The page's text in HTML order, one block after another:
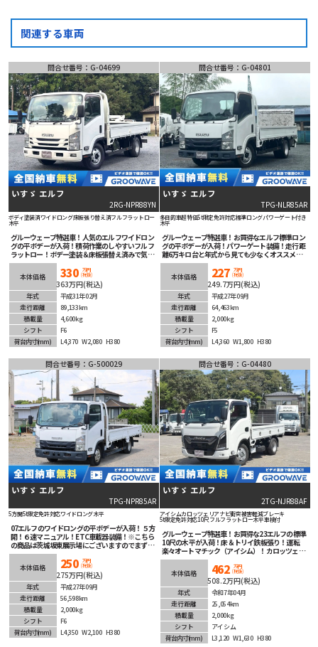
関連する車両
問合せ番号：G-04699
いすゞ エルフ
2RG-NPR88YN
ボディ塗装済ワイドロング床板張り替え済フルフラットロー
木平
グルーウェーブ特選車！人気のエルフワイドロン
グの平ボデーが入荷！積荷作業のしやすいフルフ
ラットロー！ボデー塗装＆床板張替え済みで気持
ちよくお使いいただけます！6速マニュアル！
ETC車載器も装着済み！
本体価格 330 万円
(税抜)
363万円(税込)
年式
平成31年02月
走行距離
89,133km
積載量
4,600kg
シフト
F6
荷台内寸(mm) L4,370 W2,080 H380
問合せ番号：G-04801
いすゞ エルフ
TPG-NLR85AR
多目的車超特価5t限定免許対応標準ロングパワーゲート付き
木平
グルーウェーブ特選車！お買得なエルフ標準ロン
グの平ボデーが入荷！パワーゲート装備！走行距
離6万キロ台と年式から見ても少なくオススメ！5
速マニュアル！ETC車載器装備！
本体価格 227 万円
(税抜)
249.7万円(税込)
年式
平成27年09月
走行距離
64,463km
積載量
2,000kg
シフト
F5
荷台内寸(mm) L4,360 W1,800 H380
問合せ番号：G-500029
いすゞ エルフ
TPG-NPR85AR
5方開5t限定免許対応ワイドロング木平
07エルフのワイドロングの平ボデーが入荷！５方
開！６速マニュアル！ETC車載器装備！※こちら
の商品は茨城坂東展示場にございますのでまずは
お問合せ下さい！
本体価格 250 万円
(税抜)
275万円(税込)
年式
平成27年09月
走行距離
56,598km
積載量
2,000kg
シフト
F6
荷台内寸(mm) L4,350 W2,100 H380
問合せ番号：G-04480
いすゞ エルフ
2TG-NJR88AF
アイシムカロッツェリアナビ衝突被害軽減ブレーキ
5t限定免許対応10尺フルフラットロー木平車検付
グルーウェーブ特選車！お買得な23エルフの標準
10尺の木平が入荷！床＆トリイ鉄板張り！運転
楽々オートマチック（アイシム）！カロッツェリ
アナビ＆ETC＆バックカメラ装着済！LEDヘッド
ライト！車線逸脱警報等安全装備も充実！
本体価格 462 万円
(税抜)
508.2万円(税込)
年式
令和7年04月
走行距離
25,054km
積載量
2,000kg
シフト
アイシム
荷台内寸(mm) L3,120 W1,630 H380